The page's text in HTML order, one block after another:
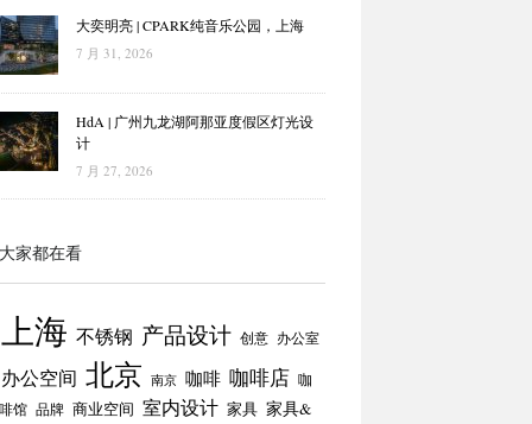
大奕明亮 | CPARK纯音乐公园，上海
7 月 31, 2026
HdA | 广州九龙湖阿那亚度假区灯光设
计
7 月 27, 2026
家都在看
上海 不锈钢 产品设计 创意 办公室
办公空间 北京 南京 咖啡 咖啡店 咖
馆 品牌 商业空间 室内设计 家具 家具&